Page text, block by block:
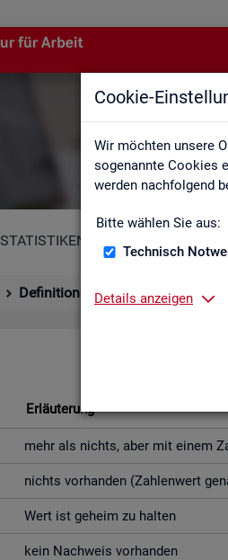
Cookie-
Wir möchten unsere
sogenannte Cookies
werden nachfolgend
Bitte wählen Sie aus:
Technisch
Details anzeigen
STATISTIKEN
Definitionen
Er­läu­te­rung
mehr als nichts, aber mit einem
nichts vor­han­den (Zah­len­wert
Wert ist ge­heim zu hal­ten
kein Nach­weis vor­han­den